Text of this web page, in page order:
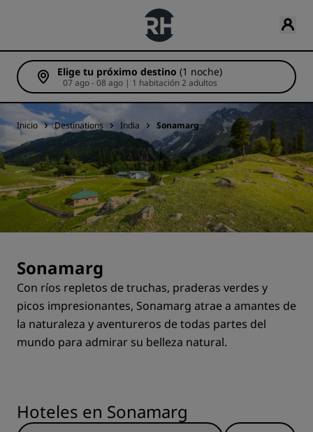
Elige tu próximo destino (1 noche)
07 ago - 08 ago | 1 habitación 2 adultos
Inicio Destinations India Sonamarg
Sonamarg
Con ríos repletos de truchas, praderas verdes y
picos impresionantes, Sonamarg atrae a amantes de
la naturaleza y aventureros de todas partes del
mundo para admirar su belleza natural.
Hoteles en Sonamarg